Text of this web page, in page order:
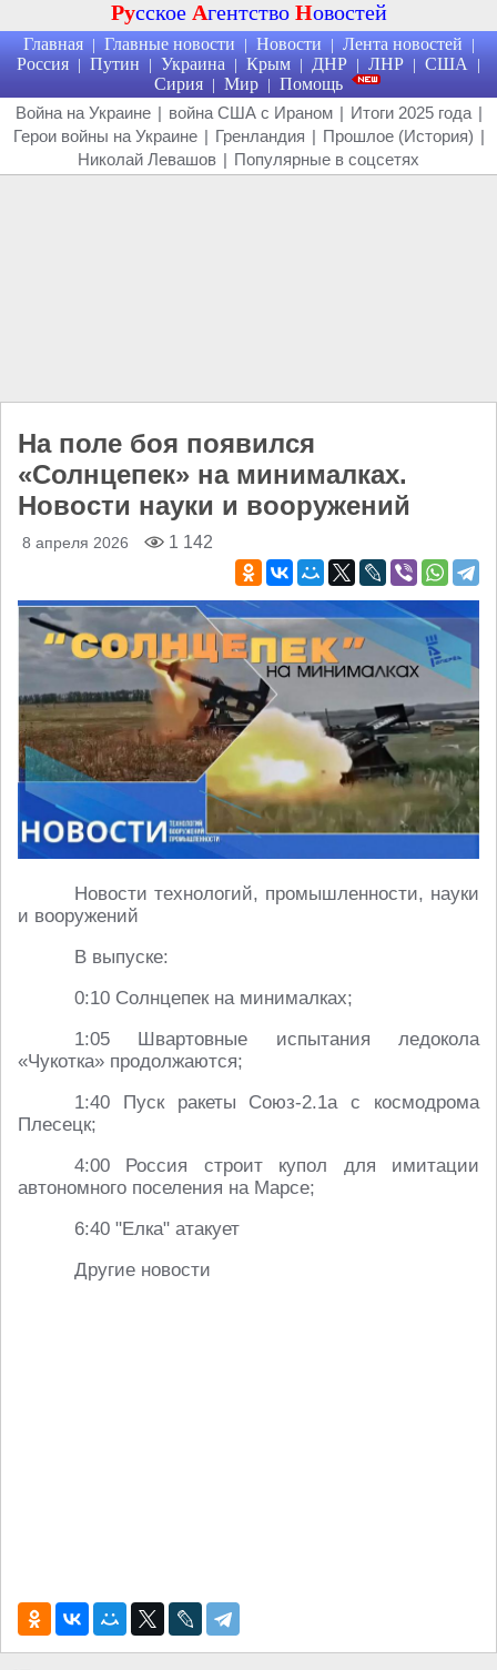
Русское Агентство Новостей
Главная | Главные новости | Новости | Лента новостей |
Россия | Путин | Украина | Крым | ДНР | ЛНР | США |
Сирия | Мир | Помощь
Война на Украине | война США с Ираном | Итоги 2025 года |
Герои войны на Украине | Гренландия | Прошлое (История) |
Николай Левашов | Популярные в соцсетях
На поле боя появился
«Солнцепек» на минималках.
Новости науки и вооружений
8 апреля 2026 1 142
Новости технологий, промышленности, науки
и вооружений
В выпуске:
0:10 Солнцепек на минималках;
1:05 Швартовные испытания ледокола
«Чукотка» продолжаются;
1:40 Пуск ракеты Союз-2.1а с космодрома
Плесецк;
4:00 Россия строит купол для имитации
автономного поселения на Марсе;
6:40 "Елка" атакует
Другие новости